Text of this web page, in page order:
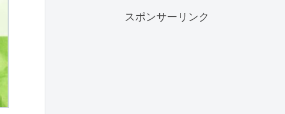
スポンサーリンク